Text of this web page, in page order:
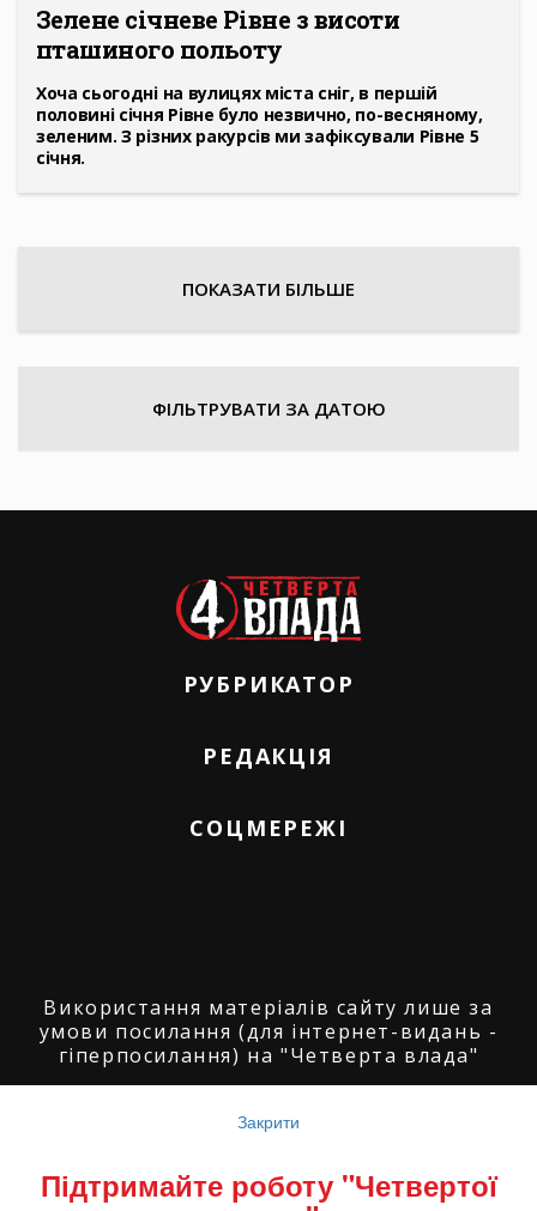
Зелене січневе Рівне з висоти
пташиного польоту
Хоча сьогодні на вулицях міста сніг, в першій
половині січня Рівне було незвично, по-весняному,
зеленим.З різних ракурсів ми зафіксували Рівне 5
січня.
ПОКАЗАТИ БІЛЬШЕ
ФІЛЬТРУВАТИ ЗА ДАТОЮ
РУБРИКАТОР
РЕДАКЦІЯ
СОЦМЕРЕЖІ
Використання матеріалів сайту лише за
умови посилання (для інтернет-видань -
гіперпосилання) на "Четверта влада"
"Четверта влада": 2008-2026.
Володимир Торбіч: 2008-2026.
Закрити
Підтримайте роботу "Четвертої